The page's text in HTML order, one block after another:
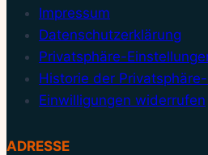
Impressum
Datenschutzerklärung
Privatsphäre-
Historie der
Einwilligungen widerrufen
ADRESSE